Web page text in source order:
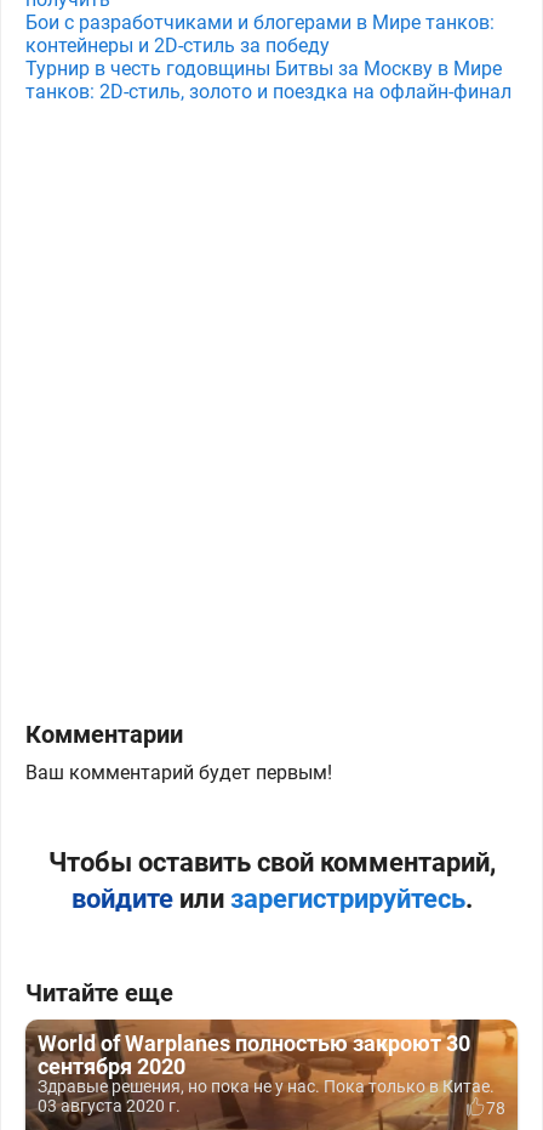
Бои с разработчиками и блогерами в Мире танков:
контейнеры и 2D-стиль за победу
Турнир в честь годовщины Битвы за Москву в Мире
танков: 2D-стиль, золото и поездка на офлайн-финал
Комментарии
Ваш комментарий будет первым!
Чтобы оставить свой комментарий,
войдитеили зарегистрируйтесь.
Читайте еще
World of Warplanes полностью закроют 30
сентября 2020
Здравые решения, но пока не у нас. Пока только в Китае.
03 августа 2020 г.
78